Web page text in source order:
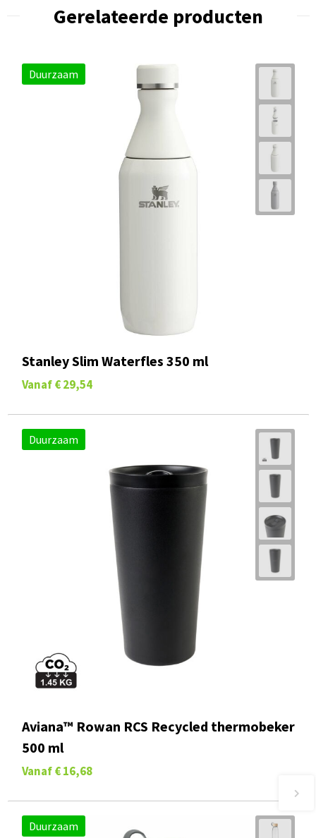
Gerelateerde producten
Duurzaam
Stanley Slim Waterfles 350 ml
Vanaf € 29,54
Duurzaam
Aviana™ Rowan RCS Recycled thermobeker
500 ml
Vanaf € 16,68
Duurzaam